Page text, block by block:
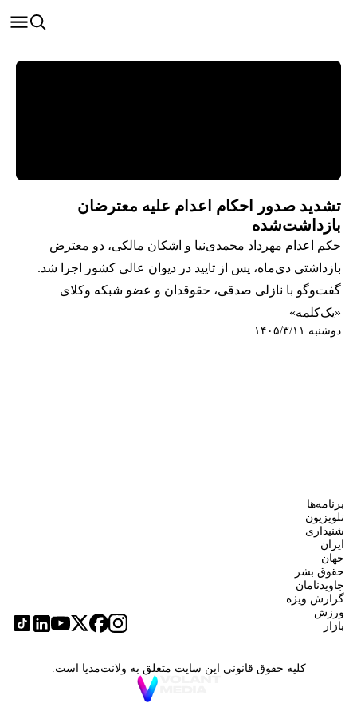
تشدید صدور احکام اعدام علیه معترضان
بازداشت‌شده
حکم اعدام مهرداد محمدی‌نیا و اشکان مالکی، دو معترض
بازداشتی دی‌ماه، پس از تایید در دیوان عالی کشور اجرا شد.
گفت‌وگو با نازلی صدقی، حقوقدان و عضو شبکه وکلای
«یک‌کلمه»
دوشنبه ۱۴۰۵/۳/۱۱
برنامه‌ها
تلویزیون
شنیداری
ایران
جهان
حقوق بشر
جاویدنامان
گزارش ویژه
ورزش
بازار
کلیه حقوق قانونی این سایت متعلق به ولانت‌مدیا است.